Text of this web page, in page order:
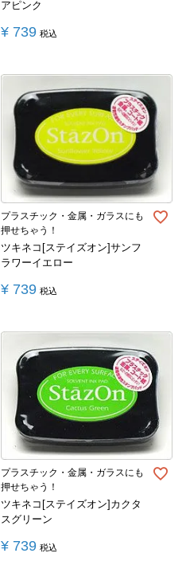
アピンク
¥ 739 税込
プラスチック・金属・ガラスにも
押せちゃう！
ツキネコ[ステイズオン]サンフ
ラワーイエロー
¥ 739 税込
プラスチック・金属・ガラスにも
押せちゃう！
ツキネコ[ステイズオン]カクタ
スグリーン
¥ 739 税込